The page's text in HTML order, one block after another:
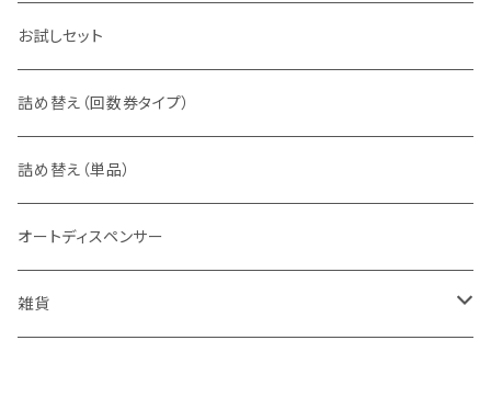
お試しセット
詰め替え（回数券タイプ）
詰め替え（単品）
オートディスペンサー
雑貨